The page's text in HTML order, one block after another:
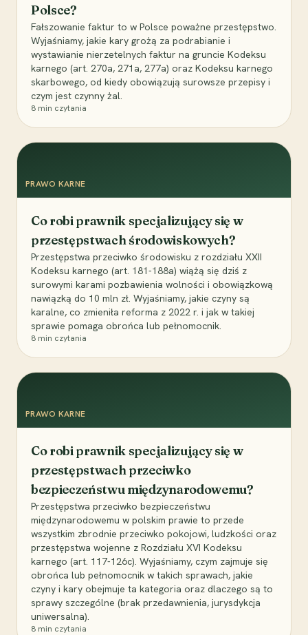
Polsce?
Fałszowanie faktur to w Polsce poważne przestępstwo.
Wyjaśniamy, jakie kary grożą za podrabianie i
wystawianie nierzetelnych faktur na gruncie Kodeksu
karnego (art. 270a, 271a, 277a) oraz Kodeksu karnego
skarbowego, od kiedy obowiązują surowsze przepisy i
czym jest czynny żal.
8 min czytania
PRAWO KARNE
Co robi prawnik specjalizujący się w
przestępstwach środowiskowych?
Przestępstwa przeciwko środowisku z rozdziału XXII
Kodeksu karnego (art. 181-188a) wiążą się dziś z
surowymi karami pozbawienia wolności i obowiązkową
nawiązką do 10 mln zł. Wyjaśniamy, jakie czyny są
karalne, co zmieniła reforma z 2022 r. i jak w takiej
sprawie pomaga obrońca lub pełnomocnik.
8 min czytania
PRAWO KARNE
Co robi prawnik specjalizujący się w
przestępstwach przeciwko
bezpieczeństwu międzynarodowemu?
Przestępstwa przeciwko bezpieczeństwu
międzynarodowemu w polskim prawie to przede
wszystkim zbrodnie przeciwko pokojowi, ludzkości oraz
przestępstwa wojenne z Rozdziału XVI Kodeksu
karnego (art. 117-126c). Wyjaśniamy, czym zajmuje się
obrońca lub pełnomocnik w takich sprawach, jakie
czyny i kary obejmuje ta kategoria oraz dlaczego są to
sprawy szczególne (brak przedawnienia, jurysdykcja
uniwersalna).
8 min czytania